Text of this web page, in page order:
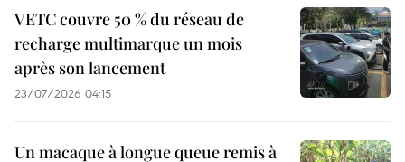
VETC couvre 50 % du réseau de
recharge multimarque un mois
après son lancement
23/07/2026 04:15
Un macaque à longue queue remis à